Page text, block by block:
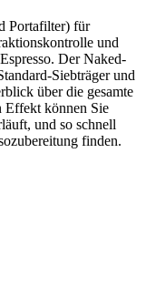
Portafilter) für
und
Der Naked-
Siebträger und
über die gesamte
Effekt können Sie
und so schnell
finden.